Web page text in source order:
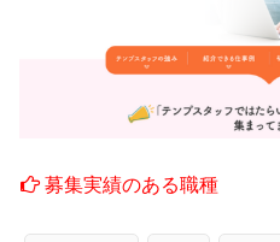
募集実績のある職種